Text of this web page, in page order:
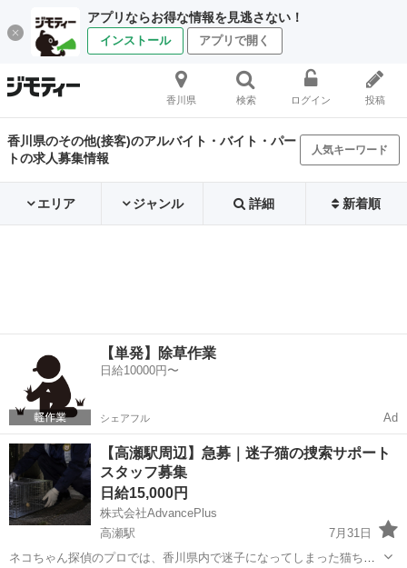
アプリならお得な情報を見逃さない！
インストール アプリで開く
香川県 検索 ログイン 投稿
香川県のその他(接客)のアルバイト・バイト・パー
トの求人募集情報
人気キーワード
エリア ジャンル 詳細 新着順
【単発】除草作業
日給10000円〜
シェアフル Ad
【高瀬駅周辺】急募｜迷子猫の捜索サポート
スタッフ募集
日給15,000円
株式会社AdvancePlus
高瀬駅
7月31日
ネコちゃん探偵のプロでは、香川県内で迷子になってしまった猫ちゃ